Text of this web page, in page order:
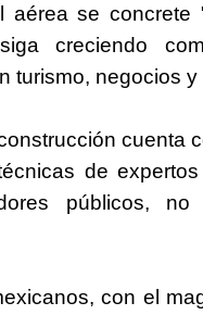
aérea se concrete
creciendo
turismo, negocios y
cuenta
de
públicos, no
con el